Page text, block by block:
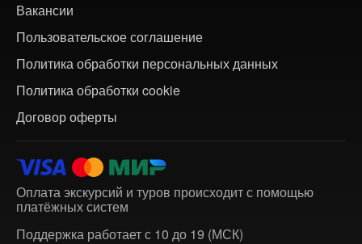
Вакансии
Пользовательское соглашение
Политика обработки персональных данных
Политика обработки cookie
Договор оферты
Оплата экскурсий и туров происходит с помощью
платёжных систем
Поддержка работает с 10 до 19 (МСК)